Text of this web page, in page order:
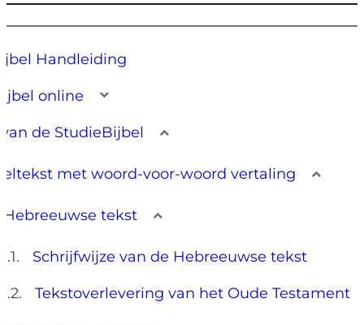
Handleiding
online
de StudieBijbel
met woord-voor-woord vertaling
Hebreeuwse tekst
Schrijfwijze van de Hebreeuwse tekst
Tekstoverlevering van het Oude Testament